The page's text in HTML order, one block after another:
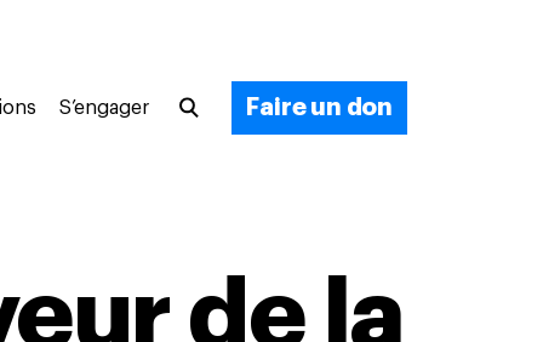
S’engager Faire un don
de la